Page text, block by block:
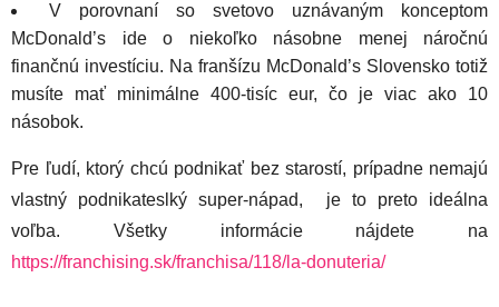
V porovnaní so svetovo uznávaným konceptom
McDonald’s ide o niekoľko násobne menej náročnú
finančnú investíciu. Na franšízu McDonald’s Slovensko totiž
musíte mať minimálne 400-tisíc eur, čo je viac ako 10
násobok.
Pre ľudí, ktorý chcú podnikať bez starostí, prípadne nemajú
vlastný podnikateslký super-nápad, je to preto ideálna
voľba. Všetky informácie nájdete na
https://franchising.sk/franchisa/118/la-donuteria/